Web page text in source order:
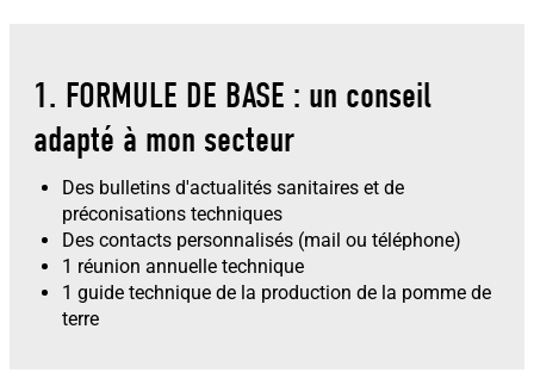
1. FORMULE DE BASE : un conseil
adapté à mon secteur
Des bulletins d'actualités sanitaires et de
préconisations techniques
Des contacts personnalisés (mail ou téléphone)
1 réunion annuelle technique
1 guide technique de la production de la pomme de
terre